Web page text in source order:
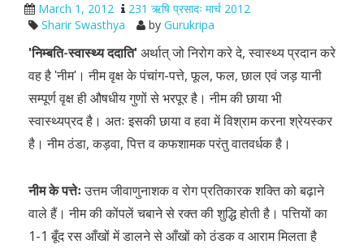
March 1, 2012
231 ऋषि प्रसादः मार्च 2012
Sharir Swasthya
by Gurukripa
ʹनिम्बति-स्वास्थ्य ददातिʹ अर्थात् जो निरोग करे दे, स्वास्थ्य प्रदान करे
वह है ʹनीमʹ। नीम वृक्ष के पंचांग-पत्ते, फूल, फल, छाल एवं जड़ यानी
सम्पूर्ण वृक्ष ही औषधीय गुणों से भरपूर है। नीम की छाया भी
स्वास्थ्यप्रद है। अतः इसकी छाया व हवा में विश्राम करना श्रेयस्कर
है। नीम ठंडा, कड़वा, पित्त व कफशामक परंतु वातवर्धक है।
नीम के पत्तेःउत्तम जीवाणुनाशक व रोग प्रतिकारक शक्ति को बढ़ाने
वाले हैं। नीम की कोंपलें चबाने से रक्त की शुद्धि होती है। पत्तियों का
1-1 बूँद रस आँखों में डालने से आँखों को ठंडक व आराम मिलता है